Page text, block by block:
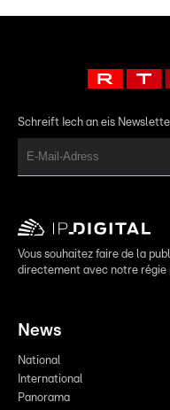
Schreift Iech an eis
Vous souhaitez faire de la
directement avec notre régie
News
National
International
Panorama